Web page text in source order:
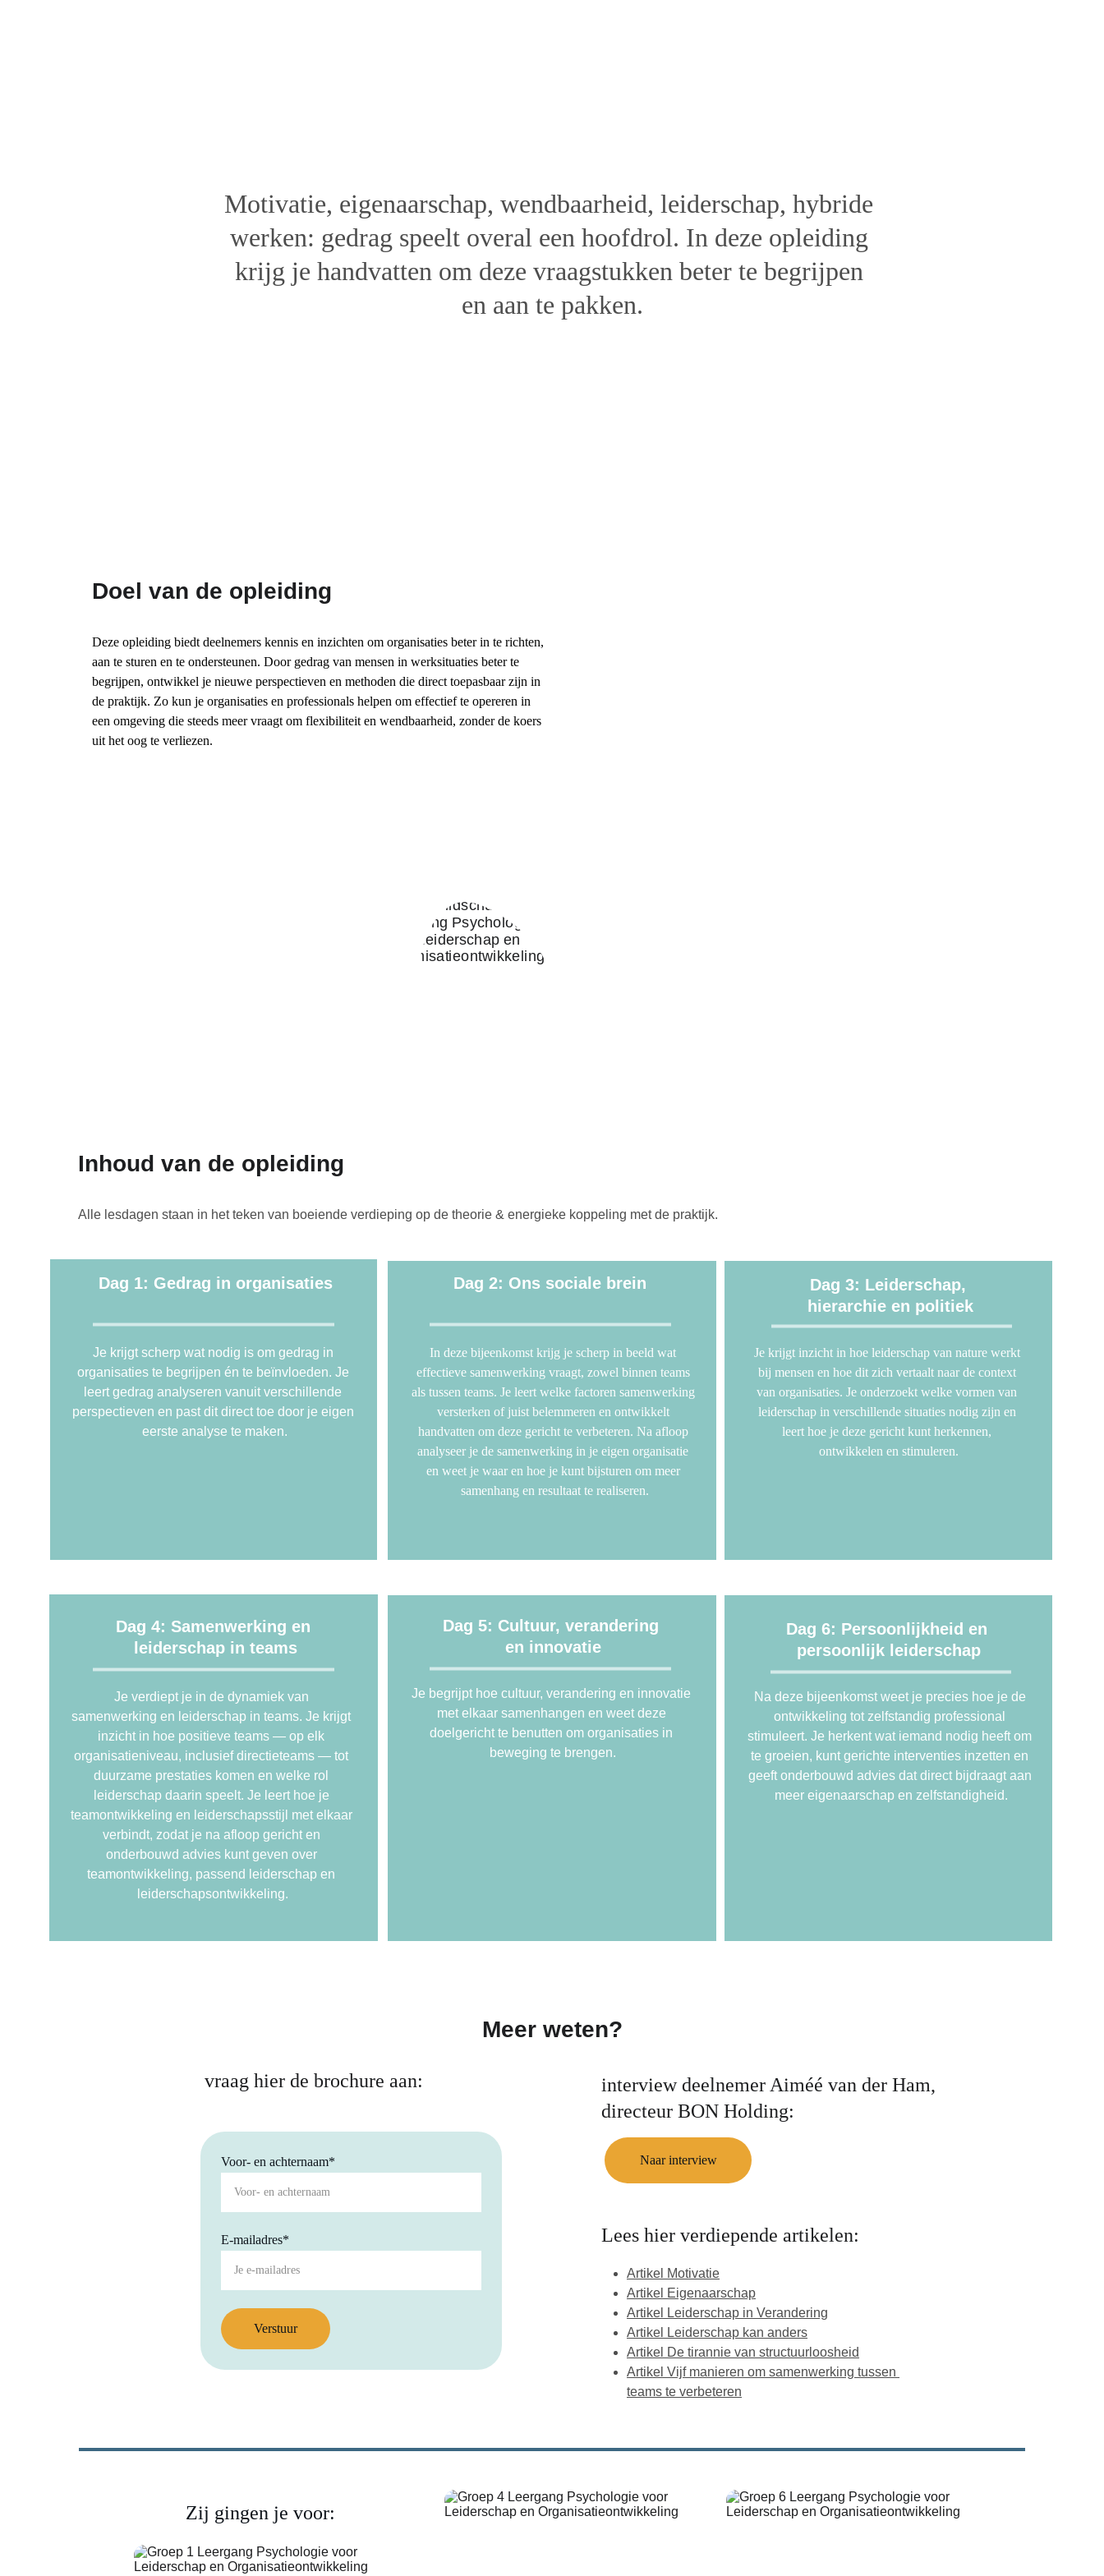
Motivatie, eigenaarschap, wendbaarheid, leiderschap, hybride
werken: gedrag speelt overal een hoofdrol. In deze opleiding
krijg je handvatten om deze vraagstukken beter te begrijpen
en aan te pakken.
Doel van de opleiding
Deze opleiding biedt deelnemers kennis en inzichten om organisaties beter in te richten,
aan te sturen en te ondersteunen. Door gedrag van mensen in werksituaties beter te
begrijpen, ontwikkel je nieuwe perspectieven en methoden die direct toepasbaar zijn in
de praktijk. Zo kun je organisaties en professionals helpen om effectief te opereren in
een omgeving die steeds meer vraagt om flexibiliteit en wendbaarheid, zonder de koers
uit het oog te verliezen.
Inhoud van de opleiding
Alle lesdagen staan in het teken van boeiende verdieping op de theorie & energieke koppeling met de praktijk.
Dag 1: Gedrag in organisaties
Je krijgt scherp wat nodig is om gedrag in
organisaties te begrijpen én te beïnvloeden. Je
leert gedrag analyseren vanuit verschillende
perspectieven en past dit direct toe door je eigen
eerste analyse te maken.
In deze bijeenkomst krijg je scherp in beeld wat
effectieve samenwerking vraagt, zowel binnen teams
als tussen teams. Je leert welke factoren samenwerking
versterken of juist belemmeren en ontwikkelt
handvatten om deze gericht te verbeteren. Na afloop
analyseer je de samenwerking in je eigen organisatie
en weet je waar en hoe je kunt bijsturen om meer
samenhang en resultaat te realiseren.
Je krijgt inzicht in hoe leiderschap van nature werkt
bij mensen en hoe dit zich vertaalt naar de context
van organisaties. Je onderzoekt welke vormen van
leiderschap in verschillende situaties nodig zijn en
leert hoe je deze gericht kunt herkennen,
ontwikkelen en stimuleren.
Dag 2: Ons sociale brein
Dag 3: Leiderschap,
hierarchie en politiek
Dag 4: Samenwerking en
leiderschap in teams
Dag 5: Cultuur, verandering
en innovatie
Dag 6: Persoonlijkheid en
persoonlijk leiderschap
Je verdiept je in de dynamiek van
samenwerking en leiderschap in teams. Je krijgt
inzicht in hoe positieve teams — op elk
organisatieniveau, inclusief directieteams — tot
duurzame prestaties komen en welke rol
leiderschap daarin speelt. Je leert hoe je
teamontwikkeling en leiderschapsstijl met elkaar
verbindt, zodat je na afloop gericht en
onderbouwd advies kunt geven over
teamontwikkeling, passend leiderschap en
leiderschapsontwikkeling.
Je begrijpt hoe cultuur, verandering en innovatie
met elkaar samenhangen en weet deze
doelgericht te benutten om organisaties in
beweging te brengen.
Na deze bijeenkomst weet je precies hoe je de
ontwikkeling tot zelfstandig professional
stimuleert. Je herkent wat iemand nodig heeft om
te groeien, kunt gerichte interventies inzetten en
geeft onderbouwd advies dat direct bijdraagt aan
meer eigenaarschap en zelfstandigheid.
Meer weten?
Lees hier verdiepende artikelen:
Artikel Motivatie
Artikel Eigenaarschap
Artikel Leiderschap in Verandering
Artikel Leiderschap kan anders
Artikel De tirannie van structuurloosheid
Artikel Vijf manieren om samenwerking tussen
teams te verbeteren
vraag hier de brochure aan:
Voor- en achternaam*
E-mailadres*
Verstuur
interview deelnemer Aiméé van der Ham,
directeur BON Holding:
Naar interview
Zij gingen je voor: